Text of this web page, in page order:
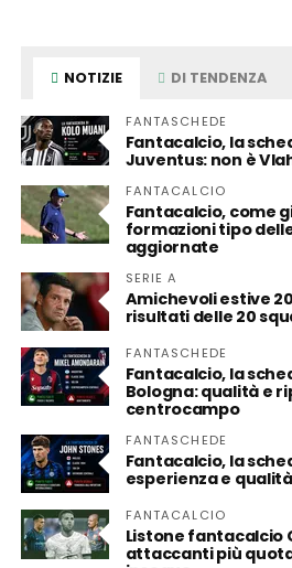
NOTIZIE DI TENDENZA
FANTASCHEDE
Fantacalcio, la
Juventus: non è
FANTACALCIO
Fantacalcio, come
formazioni tipo
aggiornate
SERIE A
Amichevoli estive
risultati delle 20
FANTASCHEDE
Fantacalcio, la
Bologna: qualità e
centrocampo
FANTASCHEDE
Fantacalcio, la
esperienza e
FANTACALCIO
Listone fantacalcio
attaccanti più